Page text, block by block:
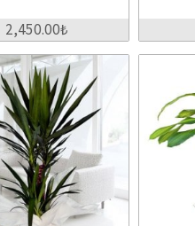
2,450.00₺